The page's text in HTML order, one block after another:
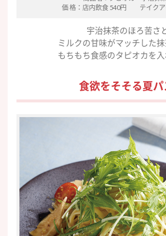
価 格：店内飲食 540円 テイク
宇治抹茶のほろ苦さ
ミルクの甘味がマッチした抹
もちもち食感のタピオカを入
食欲をそそる夏パ